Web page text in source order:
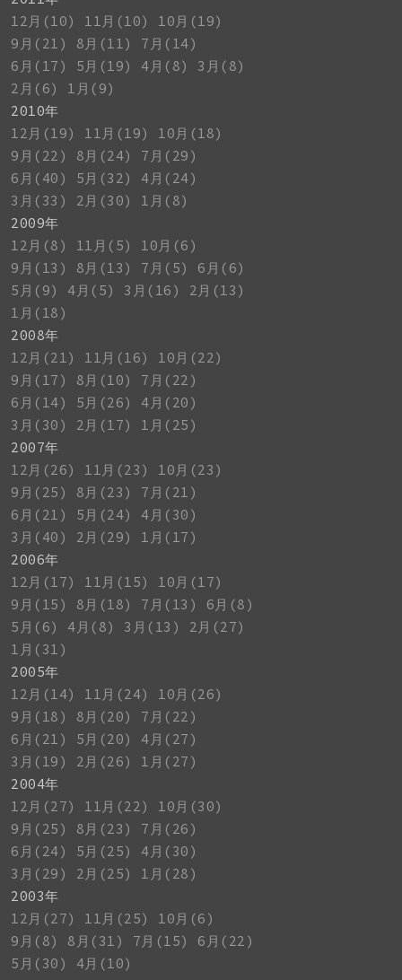
12月(10)
11月(10)
10月(19)
9月(21)
8月(11)
7月(14)
6月(17)
5月(19) 4月(8)
3月(8)
2月(6)
1月(9)
2010年
12月(19)
11月(19)
10月(18)
9月(22)
8月(24)
7月(29)
6月(40)
5月(32)
4月(24)
3月(33)
2月(30)
1月(8)
2009年
12月(8)
11月(5)
10月(6)
9月(13)
8月(13) 7月(5)
6月(6)
5月(9)
4月(5) 3月(16)
2月(13)
1月(18)
2008年
12月(21)
11月(16)
10月(22)
9月(17)
8月(10)
7月(22)
6月(14)
5月(26)
4月(20)
3月(30)
2月(17)
1月(25)
2007年
12月(26)
11月(23)
10月(23)
9月(25)
8月(23)
7月(21)
6月(21)
5月(24)
4月(30)
3月(40)
2月(29)
1月(17)
2006年
12月(17)
11月(15)
10月(17)
9月(15)
8月(18) 7月(13)
6月(8)
5月(6)
4月(8) 3月(13)
2月(27)
1月(31)
2005年
12月(14)
11月(24)
10月(26)
9月(18)
8月(20)
7月(22)
6月(21)
5月(20)
4月(27)
3月(19)
2月(26)
1月(27)
2004年
12月(27)
11月(22)
10月(30)
9月(25)
8月(23)
7月(26)
6月(24)
5月(25)
4月(30)
3月(29)
2月(25)
1月(28)
2003年
12月(27)
11月(25)
10月(6)
9月(8)
8月(31) 7月(15)
6月(22)
5月(30)
4月(10)